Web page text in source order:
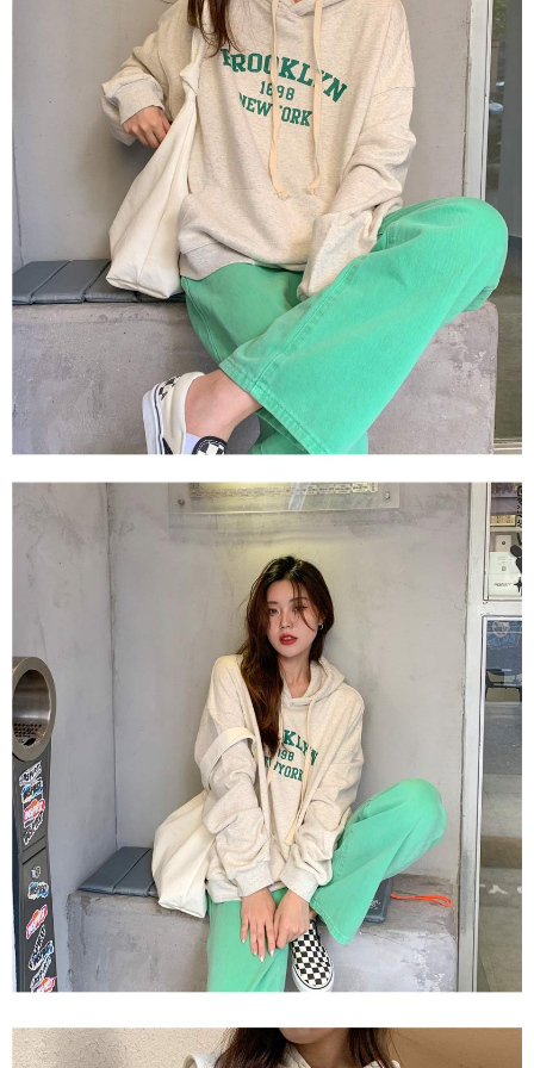
1. Perkhidmatan ini disediakan oleh Taiwan Mobile, pengguna telefon
mudah alih boleh segera menggunakan tanpa perlu memohon lagi.
(Hanya untuk nombor langganan peribadi, tidak terbuka untuk syarikat
dan kad prabayar)
2. Pilihan kaedah pembayaran "Pembayaran Ansuran Gogo", selepas
pesanan ditubuhkan, akan secara automatik dialihkan ke proses
transaksi Gogo, selepas pengesahan nombor telefon, pilih bilangan
ansuran yang diingini, tarikh akhir pembayaran, dan setelah
mengesahkan pembayaran, transaksi akan selesai.
3. Jumlah kelulusan sebenar, bilangan ansuran dan jumlah bayaran
adalah berdasarkan halaman pengesahan transaksi seterusnya.
4. Dalam masa 30 minit selepas pesanan ditubuhkan, jika tidak pergi
untuk mengesahkan transaksi atau jika tidak lulus semakan, pesanan
akan dibatalkan secara automatik. Jika terdapat situasi "pindah untuk
semakan khusus" yang tidak lulus, ini menunjukkan bahawa sistem
penilaian tidak mencukupi, tiada penjelasan mengenai kandungan
penilaian boleh diberikan.
【Penerangan Kaedah Pembayaran】
1. Pembayaran ansuran tidak digabungkan dalam bil telekomunikasi,
"Pembayaran Ansuran Gogo" akan menghantar SMS peringatan
2. Melalui pautan SMS untuk membuka bil, anda boleh memilih untuk
membayar melalui "Kod bar kedai serbaneka / Kedai rasmi Taiwan
Mobile / Pemindahan bank / Pembayaran J街口 / iPASS MONEY" dan
【Nota Penting】
1. Perkhidmatan ini disediakan oleh "Taiwan Mobile Co., Ltd." untuk
membolehkan pengguna membeli produk atau perkhidmatan melalui
perkhidmatan ini semasa transaksi, dan kedai akan menyerahkan hak
tuntutan harga jual/beli ansuran kepada syarikat ini untuk membayar bil
menggunakan bil syarikat ini.
2. Berdasarkan tujuan kontrak persetujuan pembayaran menggunakan
"Pembayaran Ansuran Gogo", kedai akan memberikan maklumat peribadi
anda (termasuk nama, telefon atau alamat) kepada Taiwan Mobile untuk
pengumpulan, pemprosesan dan penggunaan, untuk pengesahan,
semakan dan pembetulan data yang diperlukan untuk bil ansuran oleh
Taiwan Mobile.
3. Sila baca syarat perkhidmatan pengguna secara lengkap melalui
pautan berikut: https://oppay.tw/userRule
Sila hubungi NP Taiwan Inc. dics_tw@netprotections.co.jp jika anda
mempunyai sebarang kebimbangan mengenai pemprosesan dan
penggunaan pada data peribadi. Jika anda tidak bersetuju dengan data
peribadi yang disenaraikan seperti di atas akan dikumpul dan digunakan
oleh AFTEE, sila jangan gunakan perkhidmatan ini.